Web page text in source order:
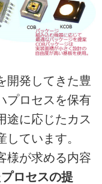
開発してきた豊
プロセスを保有
途に応じたカス
ています。
様が求める内容
ロセスの提